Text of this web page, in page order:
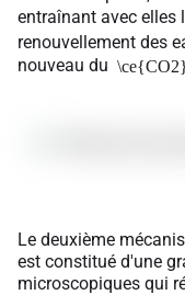
entraînant avec elles
renouvellement des
nouveau du
Le deuxième
est constitué d'une
microscopiques qui